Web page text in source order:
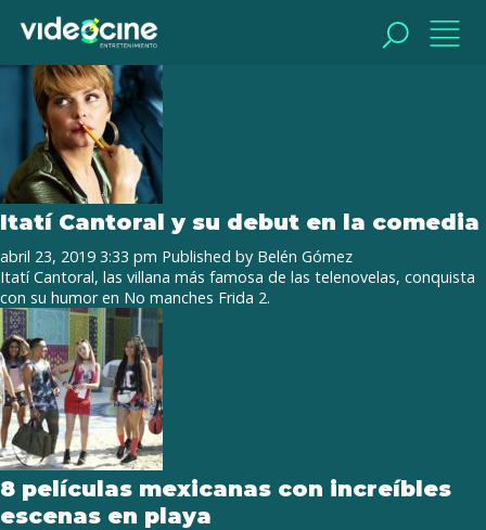
Tag Archive: No manches Frida 2
Itatí Cantoral y su debut en la comedia
abril 23, 2019 3:33 pm Published by Belén Gómez
Itatí Cantoral, las villana más famosa de las telenovelas, conquista
con su humor en No manches Frida 2.
8 películas mexicanas con increíbles
escenas en playa